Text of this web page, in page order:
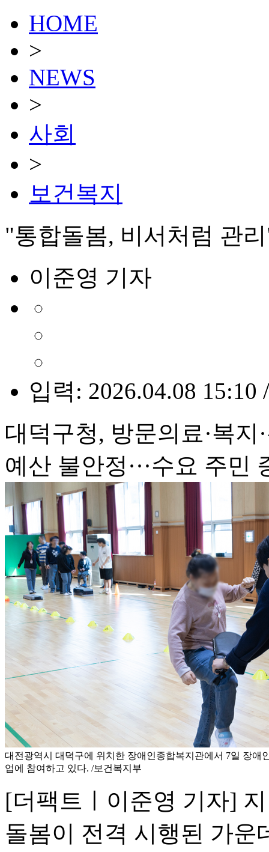
HOME
>
NEWS
>
사회
>
보건복지
"통합돌봄, 비서처럼 관
이준영 기자
입력: 2026.04.08 15:10
대덕구청, 방문의료·복지
예산 불안정···수요 주
대전광역시 대덕구에 위치한 장애인종합복지관에서 7일 장애
업에 참여하고 있다. /보건복지부
[더팩트ㅣ이준영 기자]
돌봄이 전격 시행된 가운